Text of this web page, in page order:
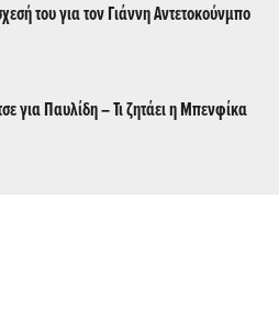
του για τον Γιάννη Αντετοκούνμπο
για Παυλίδη – Τι ζητάει η Μπενφίκα